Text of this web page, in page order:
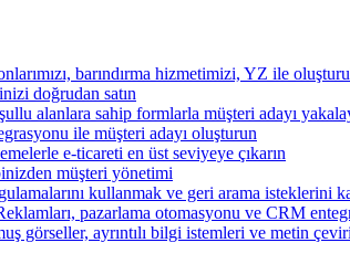
barındırma hizmetimizi, YZ ile
doğrudan satın
alanlara sahip formlarla müşteri adayı
ile müşteri adayı oluşturun
e-ticareti en üst seviyeye çıkarın
müşteri yönetimi
kullanmak ve geri arama isteklerini
pazarlama otomasyonu ve CRM
görseller, ayrıntılı bilgi istemleri ve metin